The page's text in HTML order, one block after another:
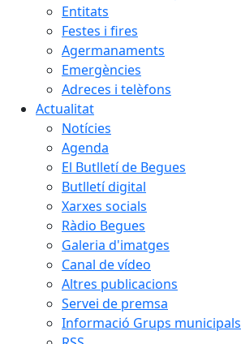
Entitats
Festes i fires
Agermanaments
Emergències
Adreces i telèfons
Actualitat
Notícies
Agenda
El Butlletí de Begues
Butlletí digital
Xarxes socials
Ràdio Begues
Galeria d'imatges
Canal de vídeo
Altres publicacions
Servei de premsa
Informació Grups municipals